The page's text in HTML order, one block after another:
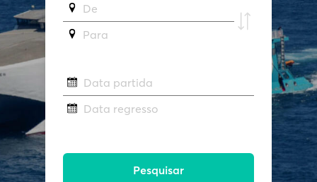
De
Para
Data partida
Data regresso
Pesquisar